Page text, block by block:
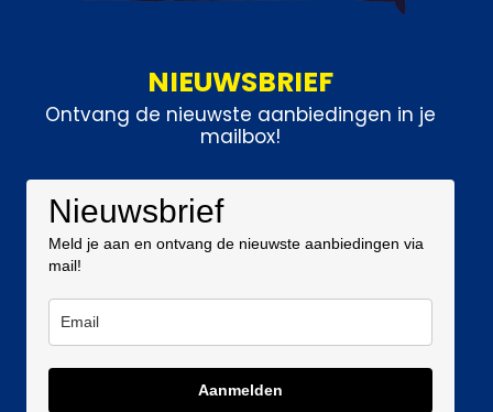
NIEUWSBRIEF
Ontvang de nieuwste aanbiedingen in je
mailbox!
Nieuwsbrief
Meld je aan en ontvang de nieuwste aanbiedingen via
mail!
Aanmelden